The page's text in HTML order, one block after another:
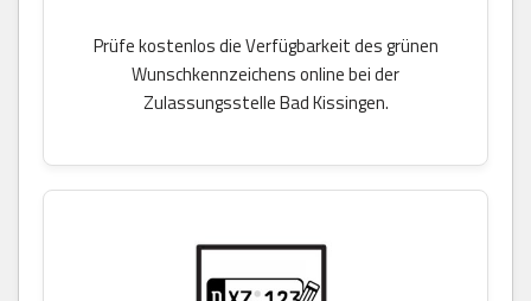
Prüfe kostenlos die Verfügbarkeit des grünen
Wunschkennzeichens online bei der
Zulassungsstelle Bad Kissingen.